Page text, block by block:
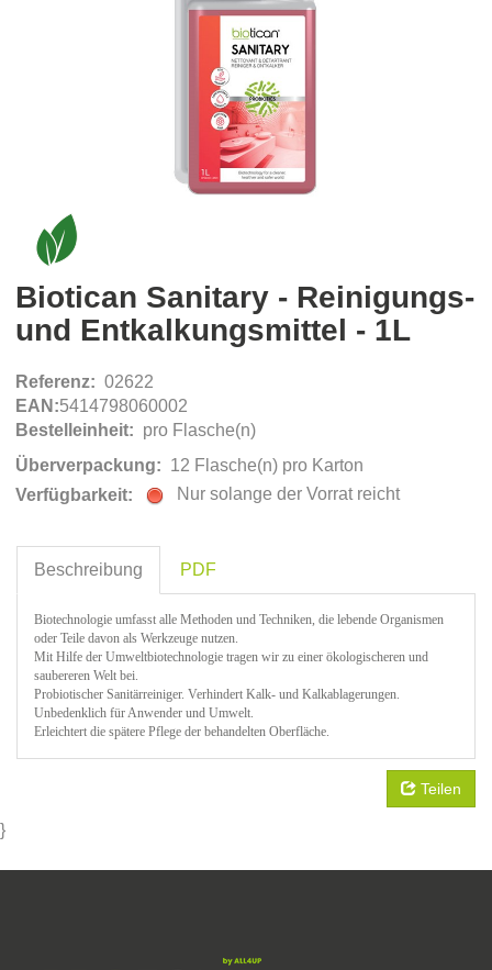
Biotican Sanitary - Reinigungs-
und Entkalkungsmittel - 1L
Referenz: 02622
EAN:5414798060002
Bestelleinheit: pro Flasche(n)
Überverpackung: 12 Flasche(n) pro Karton
Verfügbarkeit:
Nur solange der Vorrat reicht
Beschreibung PDF
Biotechnologie umfasst alle Methoden und Techniken, die lebende Organismen
oder Teile davon als Werkzeuge nutzen.
Mit Hilfe der Umweltbiotechnologie tragen wir zu einer ökologischeren und
saubereren Welt bei.
Probiotischer Sanitärreiniger. Verhindert Kalk- und Kalkablagerungen.
Unbedenklich für Anwender und Umwelt.
Erleichtert die spätere Pflege der behandelten Oberfläche.
Teilen
}